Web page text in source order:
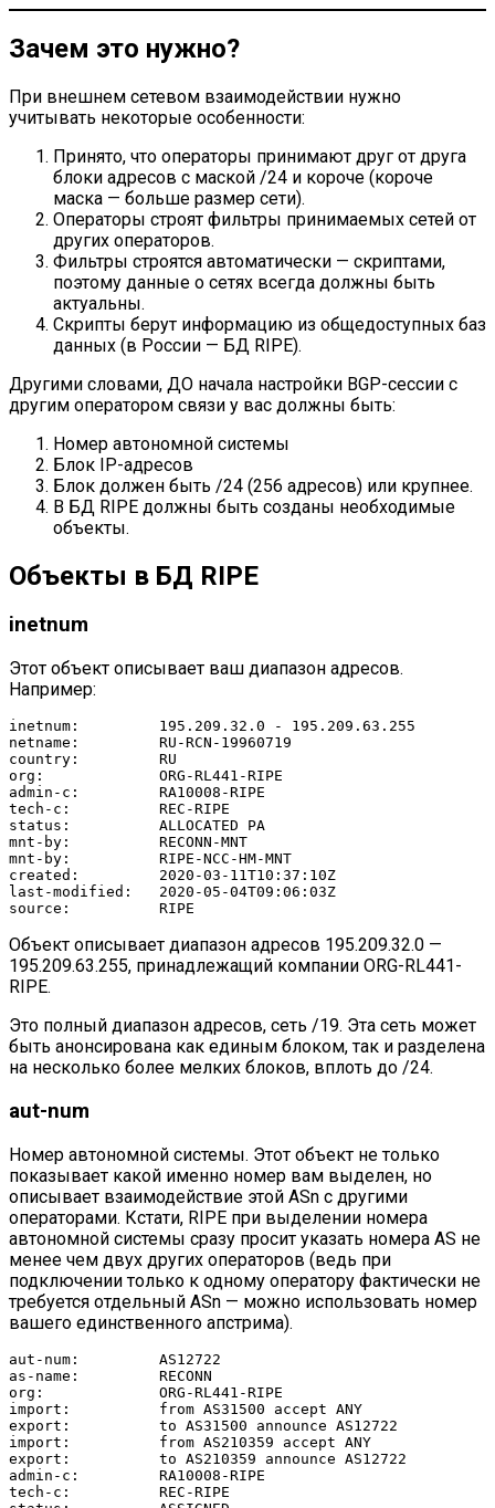
Зачем это нужно?
При внешнем сетевом взаимодействии нужно
учитывать некоторые особенности:
Принято, что операторы принимают друг от друга
блоки адресов с маской /24 и короче (короче
маска — больше размер сети).
Операторы строят фильтры принимаемых сетей от
других операторов.
Фильтры строятся автоматически — скриптами,
поэтому данные о сетях всегда должны быть
актуальны.
Скрипты берут информацию из общедоступных баз
данных (в России — БД RIPE).
Другими словами, ДО начала настройки BGP-сессии с
другим оператором связи у вас должны быть:
Номер автономной системы
Блок IP-адресов
Блок должен быть /24 (256 адресов) или крупнее.
В БД RIPE должны быть созданы необходимые
объекты.
Объекты в БД RIPE
inetnum
Этот объект описывает ваш диапазон адресов.
Например:
inetnum:         195.209.32.0 - 195.209.63.255
netname:         RU-RCN-19960719
country:         RU
org:             ORG-RL441-RIPE
admin-c:         RA10008-RIPE
tech-c:          REC-RIPE
status:          ALLOCATED PA
mnt-by:          RECONN-MNT
mnt-by:          RIPE-NCC-HM-MNT
created:         2020-03-11T10:37:10Z
last-modified:   2020-05-04T09:06:03Z
source:          RIPE
Объект описывает диапазон адресов 195.209.32.0 —
195.209.63.255, принадлежащий компании ORG-RL441-
RIPE.
Это полный диапазон адресов, сеть /19. Эта сеть может
быть анонсирована как единым блоком, так и разделена
на несколько более мелких блоков, вплоть до /24.
aut-num
Номер автономной системы. Этот объект не только
показывает какой именно номер вам выделен, но
описывает взаимодействие этой ASn с другими
операторами. Кстати, RIPE при выделении номера
автономной системы сразу просит указать номера AS не
менее чем двух других операторов (ведь при
подключении только к одному оператору фактически не
требуется отдельный ASn — можно использовать номер
вашего единственного апстрима).
aut-num:         AS12722
as-name:         RECONN
org:             ORG-RL441-RIPE
import:          from AS31500 accept ANY
export:          to AS31500 announce AS12722
import:          from AS210359 accept ANY
export:          to AS210359 announce AS12722
admin-c:         RA10008-RIPE
tech-c:          REC-RIPE